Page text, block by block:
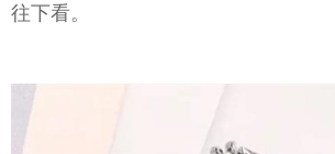
往下看。